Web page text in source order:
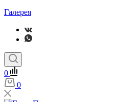
Галерея
0
0